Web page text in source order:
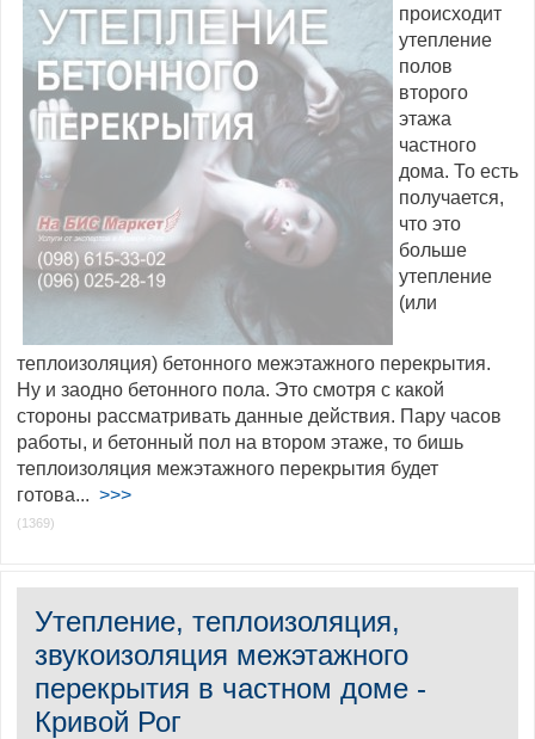
происходит
утепление
полов
второго
этажа
частного
дома. То есть
получается,
что это
больше
утепление
(или
теплоизоляция) бетонного межэтажного перекрытия.
Ну и заодно бетонного пола. Это смотря с какой
стороны рассматривать данные действия. Пару часов
работы, и бетонный пол на втором этаже, то бишь
теплоизоляция межэтажного перекрытия будет
готова... >>>
(1369)
Утепление, теплоизоляция,
звукоизоляция межэтажного
перекрытия в частном доме -
Кривой Рог